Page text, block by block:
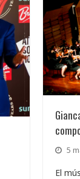
5
El